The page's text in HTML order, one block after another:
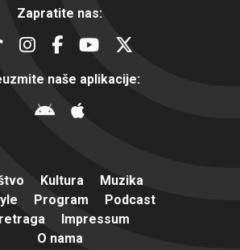
Zapratite nas:
naše aplikacije:
Kultura
Muzika
Program
Podcast
Impressum
O nama